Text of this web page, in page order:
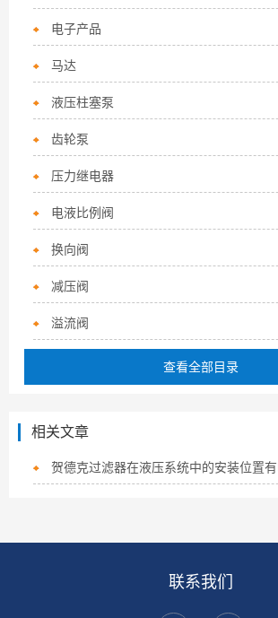
电子产品
马达
液压柱塞泵
齿轮泵
压力继电器
电液比例阀
换向阀
减压阀
溢流阀
查看全部目录
相关文章
贺德克过滤器在液压系统中的安装位置有
联系我们